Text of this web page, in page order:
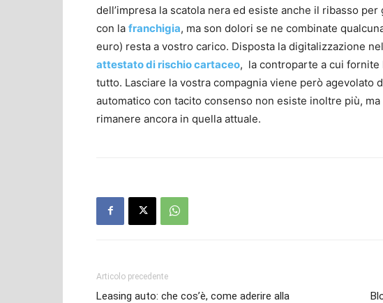
dell’impresa la scatola nera ed esiste anche il ribasso
con la franchigia, ma son dolori se ne combinate
euro) resta a vostro carico. Disposta la digitalizzazione
attestato di rischio cartaceo, la controparte a cui fornite
tutto. Lasciare la vostra compagnia viene però agevolato
automatico con tacito consenso non esiste inoltre più,
rimanere ancora in quella attuale.
Articolo precedente
Leasing auto: che cos’è, come aderire alla